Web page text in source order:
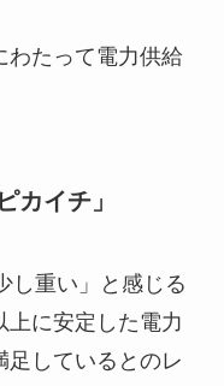
わたって電力供給
カイチ」
し重い」と感じる
上に安定した電力
足しているとのレ